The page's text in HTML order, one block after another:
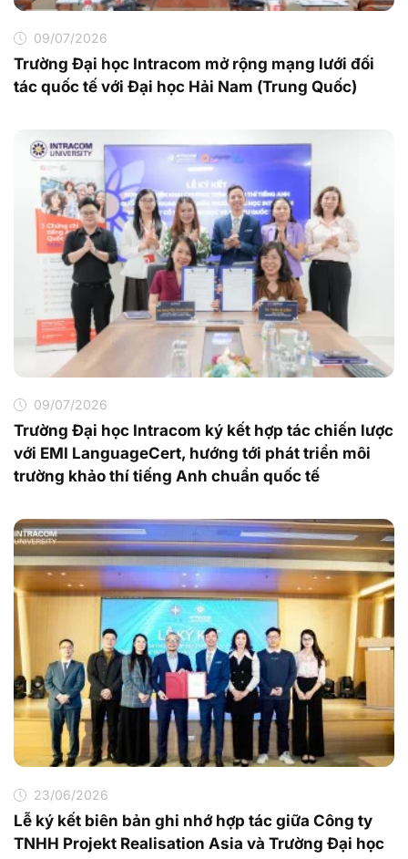
09/07/2026
Trường Đại học Intracom mở rộng mạng lưới đối
tác quốc tế với Đại học Hải Nam (Trung Quốc)
09/07/2026
Trường Đại học Intracom ký kết hợp tác chiến lược
với EMI LanguageCert, hướng tới phát triển môi
trường khảo thí tiếng Anh chuẩn quốc tế
23/06/2026
Lễ ký kết biên bản ghi nhớ hợp tác giữa Công ty
TNHH Projekt Realisation Asia và Trường Đại học